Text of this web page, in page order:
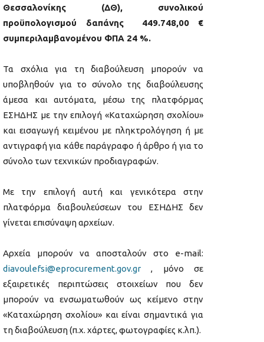
Θεσσαλονίκης (ΔΘ), συνολικού
προϋπολογισμού δαπάνης 449.748,00 €
συμπεριλαμβανομένου ΦΠΑ 24 %.
Τα σχόλια για τη διαβούλευση μπορούν να
υποβληθούν για το σύνολο της διαβούλευσης
άμεσα και αυτόματα, μέσω της πλατφόρμας
ΕΣΗΔΗΣ με την επιλογή «Καταχώρηση σχολίου»
και εισαγωγή κειμένου με πληκτρολόγηση ή με
αντιγραφή για κάθε παράγραφο ή άρθρο ή για το
σύνολο των τεχνικών προδιαγραφών.
Με την επιλογή αυτή και γενικότερα στην
πλατφόρμα διαβουλεύσεων του ΕΣΗΔΗΣ δεν
γίνεται επισύναψη αρχείων.
Αρχεία μπορούν να αποσταλούν στο e-mail:
diavoulefsi@eprocurement.gov.gr , μόνο σε
εξαιρετικές περιπτώσεις στοιχείων που δεν
μπορούν να ενσωματωθούν ως κείμενο στην
«Καταχώρηση σχολίου» και είναι σημαντικά για
τη διαβούλευση (π.χ. χάρτες, φωτογραφίες κ.λπ.).